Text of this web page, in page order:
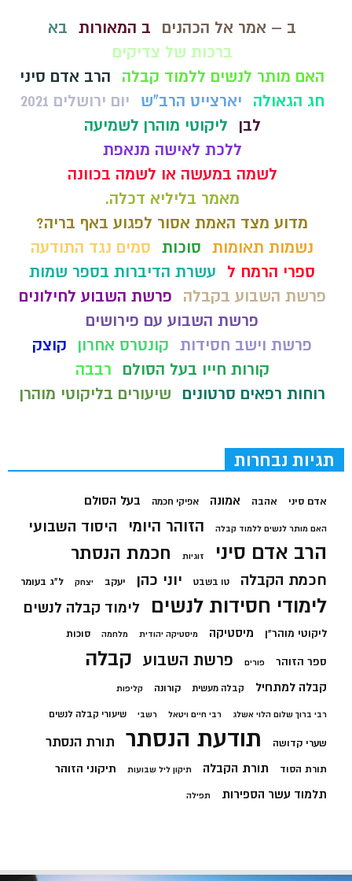
ב – אמר אל הכהנים ב המאורות בא
ברכות של צדיקים
האם מותר לנשים ללמוד קבלה
הרב אדם סיני
חג הגאולה
יארצייט הרב"ש
יום ירושלים 2021
לבן
ליקוטי מוהרן לשמיעה
ללכת לאישה מנאפת
לשמה במעשה או לשמה בכוונה
מאמר בליליא דכלה.
מדוע מצד האמת אסור לפגוע באף בריה?
נשמות תאומות סוכות סמים נגד התודעה
ספרי הרמח ל
עשרת הדיברות בספר שמות
פרשת השבוע בקבלה
פרשת השבוע לחילונים
פרשת השבוע עם פירושים
פרשת וישב חסידות קונטרס אחרון
קוצק
קורות חייו בעל הסולם
רבבה
רוחות רפאים סרטונים
שיעורים בליקוטי מוהרן
תגיות נבחרות
אדם סיני אהבה אמונה אפיקי חכמה בעל הסולם
האם מותר לנשים ללמוד קבלה הזוהר היומי היסוד השבועי
הרב אדם סיני זוגיות חכמת הנסתר
חכמת הקבלה טו בשבט יוני כהן יעקב יצחק ל"ג בעומר
לימודי חסידות לנשים לימוד קבלה לנשים
ליקוטי מוהר"ן מיסטיקה מיסטיקה יהודית מלחמה סוכות
ספר הזוהר פורים פרשת השבוע קבלה
קבלה למתחיל קבלה מעשית קורונה קליפות
רבי ברוך שלום הלוי אשלג רבי חיים ויטאל רשבי שיעורי קבלה לנשים
שערי קדושה תודעת הנסתר תורת הנסתר
תורת הסוד תורת הקבלה תיקון ליל שבועות תיקוני הזוהר
תלמוד עשר הספירות תפילה